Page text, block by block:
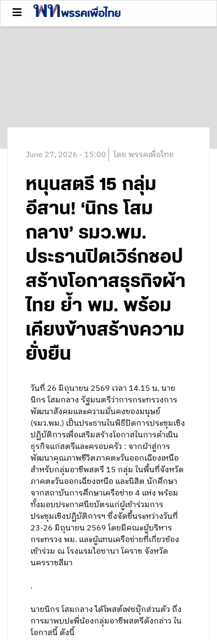
June 27, 2026 - 15:00 โดย พรรคเพื่อไทย
หนุนสตรี 15 กลุ่ม
อีสาน! ‘นิกร โสม
กลาง’ รมว.พม.
ประธานปิดเวิร์กชอป
สร้างโอกาสธุรกิจผ้า
ไทย ย้ำ พม. พร้อม
เคียงข้างสร้างความ
ยั่งยืน
วันที่ 26 มิถุนายน 2569 เวลา 14.15 น. นาย
นิกร โสมกลาง รัฐมนตรีว่าการกระทรวงการ
พัฒนาสังคมและความมั่นคงของมนุษย์
(รมว.พม.) เป็นประธานในพิธีปิดการประชุมเชิง
ปฏิบัติการเพื่อเสริมสร้างโอกาสในการดำเนิน
ธุรกิจแก่สตรีและครอบครัว : จากผ้าสู่การ
พัฒนาคุณภาพชีวิตภาคตะวันออกเฉียงเหนือ
สำหรับกลุ่มอาชีพสตรี 15 กลุ่ม ในพื้นที่จังหวัด
ภาคตะวันออกเฉียงเหนือ และนิสิต นักศึกษา
จากสถาบันการศึกษาเครือข่าย 4 แห่ง พร้อม
ทั้งมอบประกาศนียบัตรแก่ผู้เข้าร่วมการ
ประชุมเชิงปฏิบัติการฯ ซึ่งจัดขึ้นระหว่างวันที่
23-26 มิถุนายน 2569 โดยมีคณะผู้บริหาร
กระทรวง พม. และผู้แทนเครือข่ายที่เกี่ยวข้อง
เข้าร่วม ณ โรงแรมไอซานา โคราช จังหวัด
นครราชสีมา
.
นายนิกร โสมกลาง ได้โพสต์เฟซบุ๊กส่วนตัว ถึง
การมาพบปะพี่น้องกลุ่มอาชีพสตรีดังกล่าว ใน
โอกาสนี้ ดังนี้